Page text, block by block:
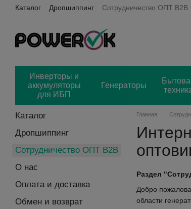
Перейти к основному контенту
Каталог Дропшиппинг Сотрудничество ОПТ B2B
Инверторы и
аккумуляторы
для ИБП
Генераторы
Главная
Раздел
Добро
области
Каталог
Дропшиппинг
Сотрудничество ОПТ B2B
О нас
Оплата и доставка
Обмен и возврат